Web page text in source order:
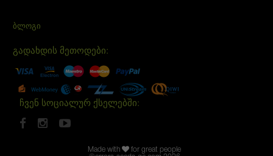
Made with
for great people
ᲑᲚᲝᲒᲘ
გადახდის მეთოდები:
ჩვენ სოციალურ ქსელებში: